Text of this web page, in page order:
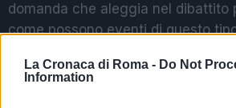
La Cronaca di Roma - Do Not
Information
domanda che aleggia nel dibattito
come possono eventi di questo
contesto di crescente